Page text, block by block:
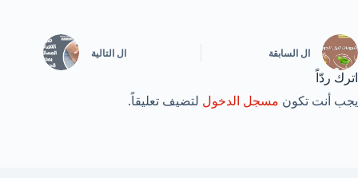
ال السابقة ال التالية
اترك ردّاً
يجب أنت تكون مسجل الدخول لتضيف تعليقاً.